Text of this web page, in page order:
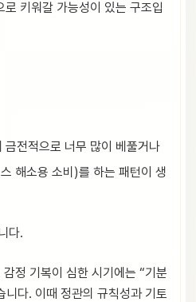
키워갈 가능성이 있는 구조입
금전적으로 너무 많이 베풀거나
해소용 소비)를 하는 패턴이 생
다.
정 기복이 심한 시기에는 “기분
니다. 이때 정관의 규칙성과 기토